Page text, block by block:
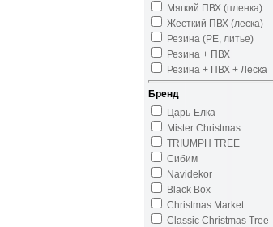
Мягкий ПВХ (пленка)
Жесткий ПВХ (леска)
Резина (PE, литье)
Резина + ПВХ
Резина + ПВХ + Леска
Бренд
Царь-Елка
Mister Christmas
TRIUMPH TREE
Сибим
Navidekor
Black Box
Christmas Market
Classic Christmas Tree